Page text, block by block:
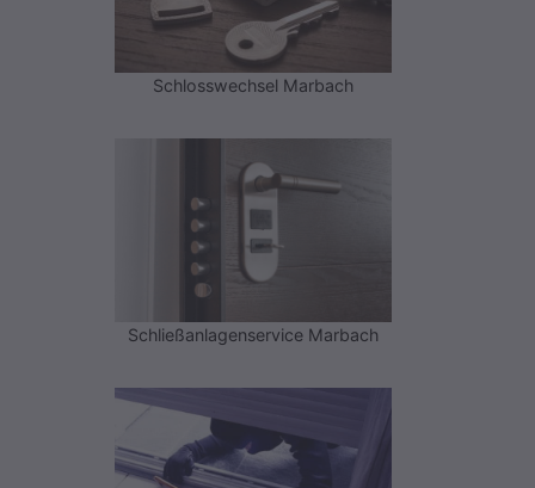
Schlosswechsel Marbach
Schließanlagenservice Marbach